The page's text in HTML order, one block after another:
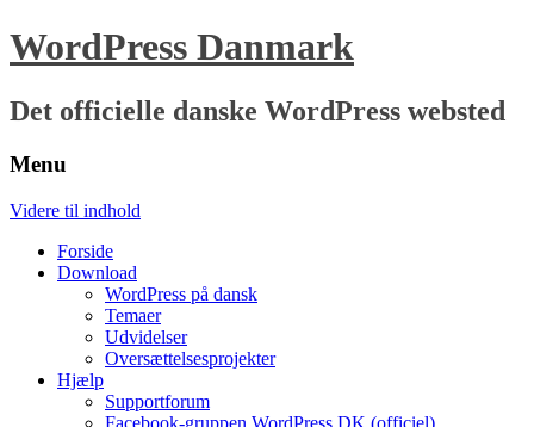
WordPress Danmark
Det officielle danske WordPress websted
Menu
Videre til indhold
Forside
Download
WordPress på dansk
Temaer
Udvidelser
Oversættelsesprojekter
Hjælp
Supportforum
Facebook-gruppen WordPress DK (officiel)